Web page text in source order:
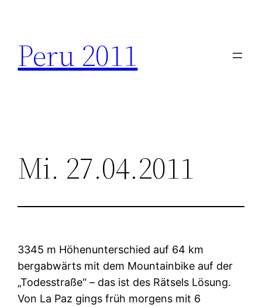
springen
Peru 2011
Mi. 27.04.2011
3345 m Höhenunterschied auf 64 km
bergabwärts mit dem Mountainbike auf der
„Todesstraße“ – das ist des Rätsels Lösung.
Von La Paz gings früh morgens mit 6